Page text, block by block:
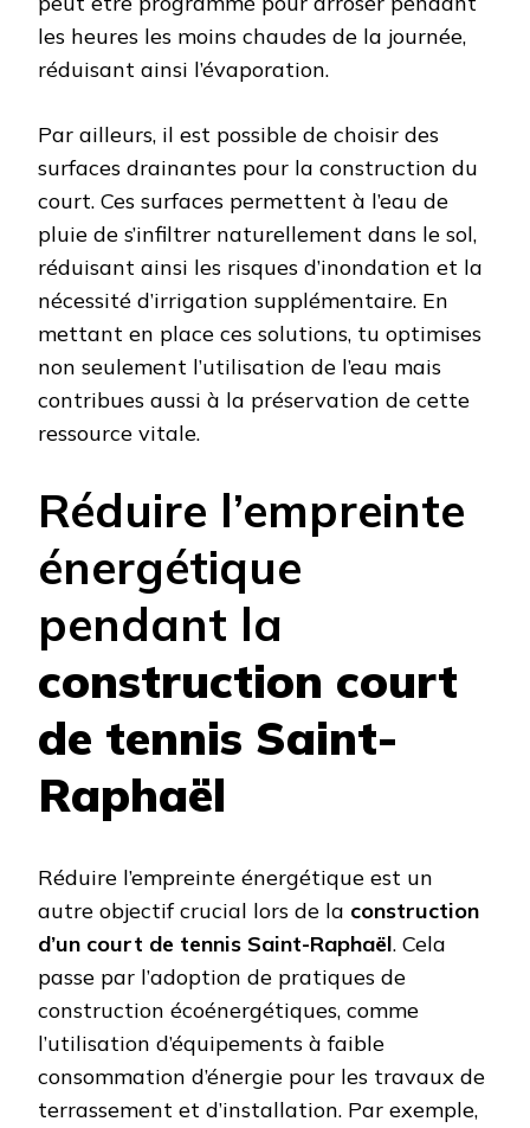
les heures les moins chaudes de la journée,
réduisant ainsi l’évaporation.
Par ailleurs, il est possible de choisir des
surfaces drainantes pour la construction du
court. Ces surfaces permettent à l’eau de
pluie de s’infiltrer naturellement dans le sol,
réduisant ainsi les risques d’inondation et la
nécessité d’irrigation supplémentaire. En
mettant en place ces solutions, tu optimises
non seulement l’utilisation de l’eau mais
contribues aussi à la préservation de cette
ressource vitale.
Réduire l’empreinte
énergétique
pendant la
construction court
de tennis Saint-
Raphaël
Réduire l’empreinte énergétique est un
autre objectif crucial lors de la construction
d’un court de tennis Saint-Raphaël. Cela
passe par l’adoption de pratiques de
construction écoénergétiques, comme
l’utilisation d’équipements à faible
consommation d’énergie pour les travaux de
terrassement et d’installation. Par exemple,